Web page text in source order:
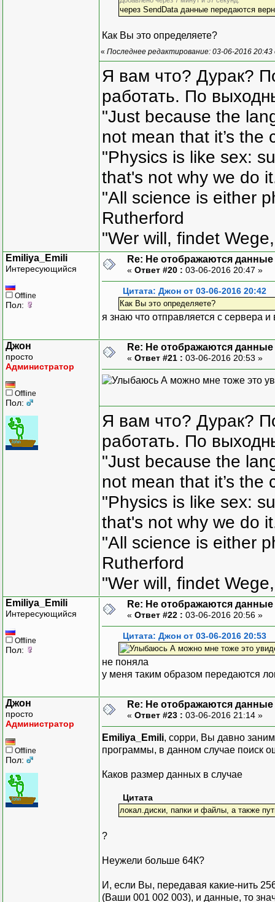
через SendData данные передаются
Как Вы это определяете?
« Последнее редактирование: 03-06-2016
Я вам что? Дурак?
работать. По
"Just because the
not mean that it’s the
"Physics is like sex:
that's not why we do
"All science is either
Rutherford
"Wer will, findet
Emiliya_Emili
Интересующийся
Offline
Пол:
Re: Не отображаются
« Ответ #20 : 03-06-2016 20:47 »
Цитата: Джон от 03-06-2016 20:42
Как Вы это определяете?
я знаю что отправляется с сервера
Джон
просто
Администратор
Offline
Пол:
Re: Не отображаются
« Ответ #21 : 03-06-2016 20:53 »
А можно мне тоже это
Я вам что? Дурак?
работать. По
"Just because the
not mean that it’s the
"Physics is like sex:
that's not why we do
"All science is either
Rutherford
"Wer will, findet
Emiliya_Emili
Интересующийся
Offline
Пол:
Re: Не отображаются
« Ответ #22 : 03-06-2016 20:56 »
Цитата: Джон от 03-06-2016 20:53
А можно мне тоже это
не поняла
у меня таким образом передаются
Джон
просто
Администратор
Offline
Пол:
Re: Не отображаются
« Ответ #23 : 03-06-2016 21:14 »
Emiliya_Emili, сорри, Вы давно
программы, в данном случае поиск
Каков размер данных в случае
Цитата
локал.диски, папки и файлы, а также
?
Неужели больше 64К?
И, если Вы, передавая какие-нить
(Ваши 001 002 003), и данные, то